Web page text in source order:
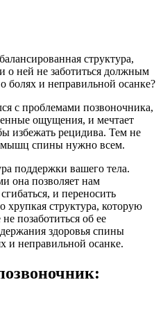
структура,
о ней не заботиться должным
болях и неправильной осанке?
с проблемами позвоночника,
ощущения, и мечтает
избежать рецидива. Тем не
мышц спины нужно всем.
поддержки вашего тела.
она позволяет нам
и переносить
хрупкая структура, которую
позаботиться об ее
здоровья спины
и неправильной осанке.